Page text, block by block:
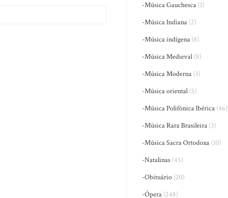
-Música Gauchesca (1)
-Música Indiana (2)
-Música indígena (8)
-Música Medieval (8)
-Música Moderna (3)
-Música oriental (5)
-Música Polifônica Ibérica (46)
-Música Rara Brasileira (3)
-Música Sacra Ortodoxa (10)
-Natalinas (45)
-Obituário (20)
-Ópera (248)